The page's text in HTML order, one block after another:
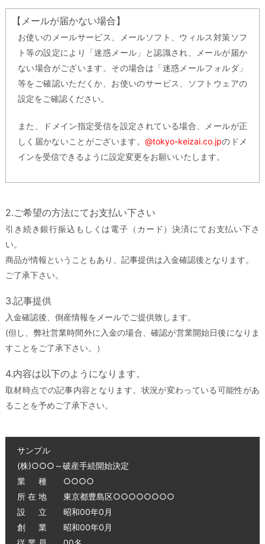
【メールが届かない場合】
お使いのメールサービス、メールソフト、ウィルス対策ソフ
ト等の設定により「迷惑メール」と認識され、メールが届か
ない場合がございます。その場合は「迷惑メールフォルダ」
等をご確認いただくか、お使いのサービス、ソフトウェアの
設定をご確認ください。
また、ドメイン指定受信を設定されている場合、メールが正
しく届かないことがございます。@tokyo-keizai.co.jpのドメ
インを受信できるように設定変更をお願いいたします。
2.ご希望の方法にてお支払い下さい
引き続き銀行振込もしくは電子（カード）決済にてお支払い下さ
い。
商品が情報ということもあり、記事提供は入金確認後となります。
ご了承下さい。
3.記事提供
入金確認後、倒産情報をメールでご提供致します。
(但し、弊社営業時間外に入金の場合、確認が営業開始日後になりま
すことをご了承下さい。）
4.内容は以下のようになります。
取材時点での記事内容となります。状況が変わっている可能性があ
ることを予めご了承下さい。
サンプル
(株)○○○～破産手続開始決定
業 種 ○○○○
所 在 地 東京都豊島区○○○○○○○○
設 立 昭和00年0月
創 業 昭和00年0月